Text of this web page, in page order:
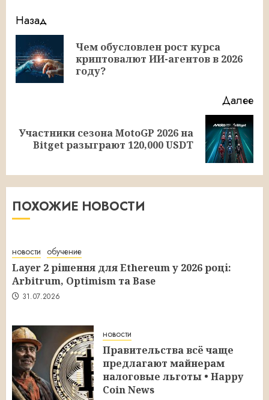
Продолжить
чтение
Назад
Чем обусловлен рост курса
криптовалют ИИ-агентов в 2026
году?
Далее
Следующая
запись:
Участники сезона MotoGP 2026 на
Bitget разыграют 120,000 USDT
ПОХОЖИЕ НОВОСТИ
новости обучение
Layer 2 рішення для Ethereum у 2026 році:
Arbitrum, Optimism та Base
31.07.2026
новости
Правительства всё чаще
предлагают майнерам
налоговые льготы • Happy
Coin News